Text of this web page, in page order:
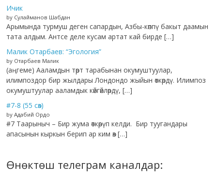
Ичик
by Сулайманов Шабдан
Арымында турмуш деген сапардын, Азбы-көппү бакыт даамын
тата алдым. Антсе деле кусам артат кай бирде […]
Малик Отарбаев: “Эгология”
by Отарбаев Малик
(аңгеме) Ааламдын төрт тарабынан окумуштуулар,
илимпоздор бир жылдары Лондондо жыйын өткөрдү. Илимпоз
окумуштуулар ааламдык көйгөйлөрдү, […]
#7-8 (55 сөз)
by Адабий Ордо
#7 Таарыныч – Бир жума өткөрүп келди. Бир туугандары
апасынын кыркын берип ар ким өз […]
Өнөктөш телеграм каналдар: